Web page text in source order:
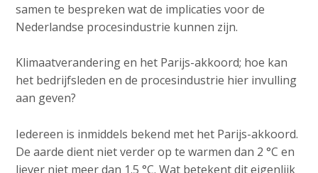
samen te bespreken wat de implicaties voor de
Nederlandse procesindustrie kunnen zijn.
Klimaatverandering en het Parijs-akkoord; hoe kan
het bedrijfsleden en de procesindustrie hier invulling
aan geven?
Iedereen is inmiddels bekend met het Parijs-akkoord.
De aarde dient niet verder op te warmen dan 2 °C en
liever niet meer dan 1.5 °C. Wat betekent dit eigenlijk